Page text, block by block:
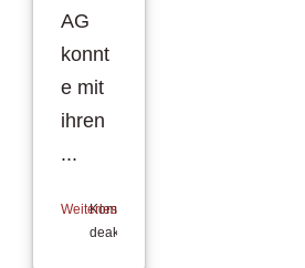
AG
konnt
e mit
ihren
...
Weiterlesen
Kommentare
deaktiviert